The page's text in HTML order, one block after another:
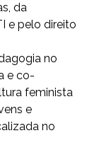
da
e pelo direito
no
e co-
feminista
e
no